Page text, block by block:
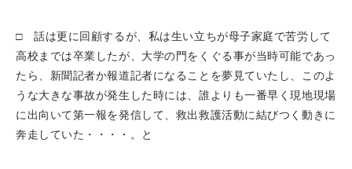
□ 話は更に回顧するが、私は生い立ちが母子家庭で苦労して
高校までは卒業したが、大学の門をくぐる事が当時可能であっ
たら、新聞記者か報道記者になることを夢見ていたし、このよ
うな大きな事故が発生した時には、誰よりも一番早く現地現場
に出向いて第一報を発信して、救出救護活動に結びつく動きに
奔走していた・・・・。と